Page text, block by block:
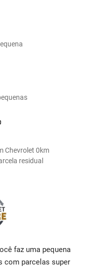
Chevrolet 0km
residual
faz uma pequena
com parcelas super